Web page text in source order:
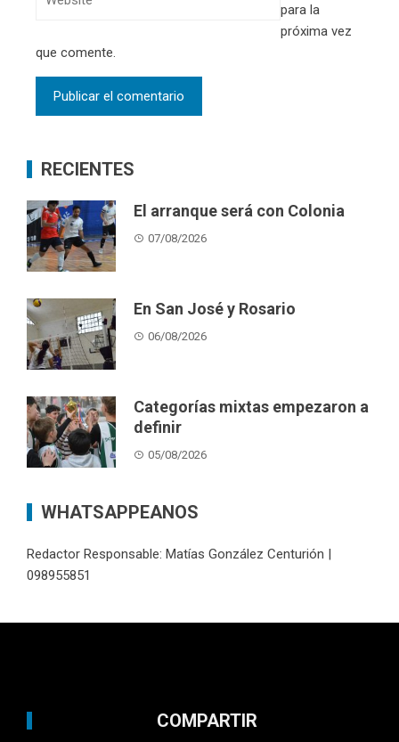
para la
próxima vez
que comente.
RECIENTES
El arranque será con Colonia
07/08/2026
En San José y Rosario
06/08/2026
Categorías mixtas empezaron a
definir
05/08/2026
WHATSAPPEANOS
Redactor Responsable: Matías González Centurión |
098955851
COMPARTIR